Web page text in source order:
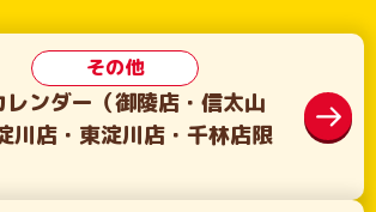
その他
ンダー（御陵店・信太山
川店・東淀川店・千林店限